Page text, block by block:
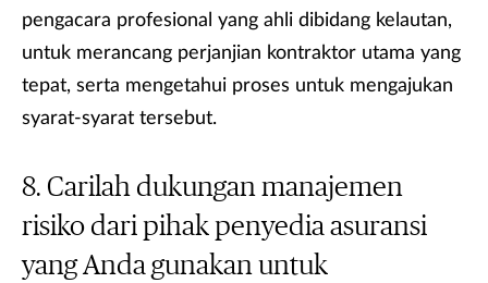
pengacara profesional yang ahli dibidang kelautan,
untuk merancang perjanjian kontraktor utama yang
tepat, serta mengetahui proses untuk mengajukan
syarat-syarat tersebut.
Carilah dukungan manajemen
risiko dari pihak penyedia asuransi
yang Anda gunakan untuk